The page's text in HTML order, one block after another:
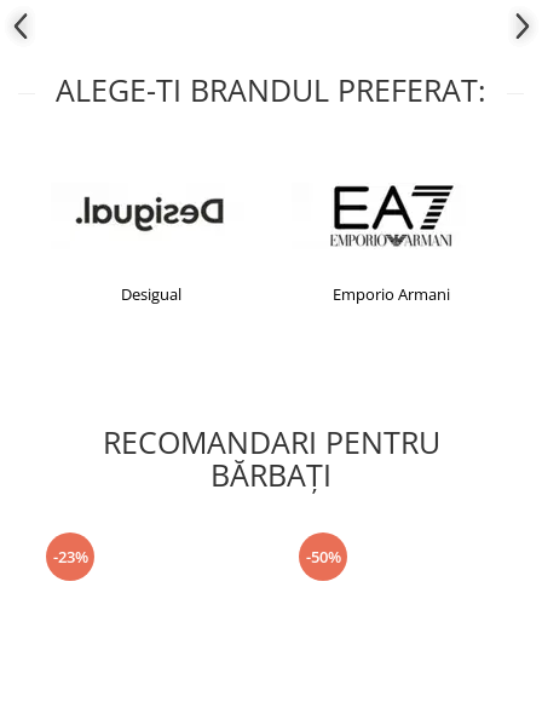
ALEGE-TI BRANDUL PREFERAT:
Desigual Emporio Armani
RECOMANDARI PENTRU
BĂRBAŢI
-23% -50%